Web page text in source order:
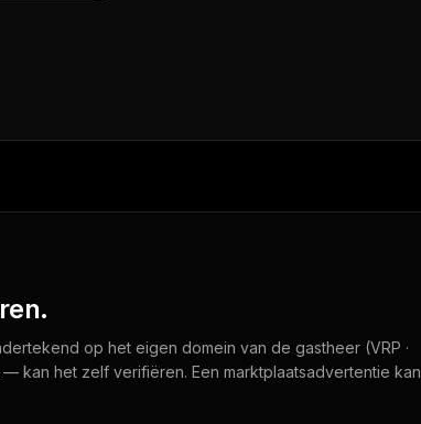
op het eigen domein van de gastheer (VRP ·
kan het zelf verifiëren. Een marktplaatsadvertentie kan